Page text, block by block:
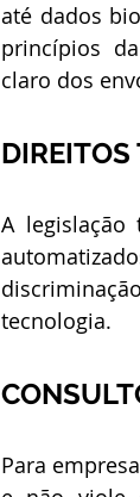
até dados
princípios
claro dos
A legislação
tecnologia.
Para